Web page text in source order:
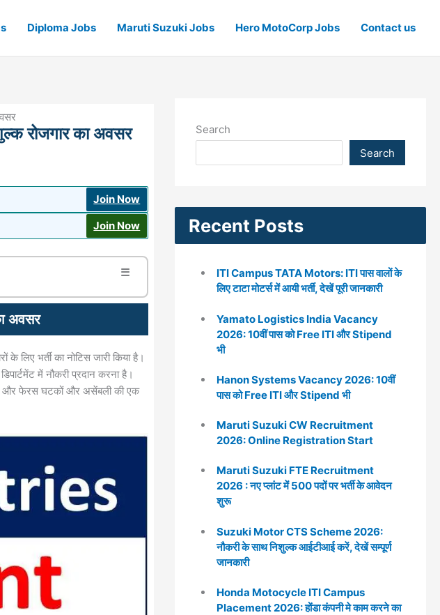
Diploma Jobs Maruti Suzuki Jobs Hero MotoCorp Jobs Contact us
रोजगार का अवसर
Join Now
Join Now
☰
अवसर
के लिए भर्ती का नोटिस जारी किया है।
में नौकरी प्रदान करना है।
और फेरस घटकों और असेंबली की एक
Search
Search
Recent Posts
ITI Campus TATA Motors: ITI पास वालों के
लिए टाटा मोटर्स में आयी भर्ती, देखें पूरी जानकारी
Yamato Logistics India Vacancy
2026: 10वीं पास को Free ITI और Stipend
भी
Hanon Systems Vacancy 2026: 10वीं
पास को Free ITI और Stipend भी
Maruti Suzuki CW Recruitment
2026: Online Registration Start
Maruti Suzuki FTE Recruitment
2026 : नए प्लांट में 500 पदों पर भर्ती के आवेदन
शुरू
Suzuki Motor CTS Scheme 2026:
नौकरी के साथ निशुल्क आईटीआई करें, देखें सम्पूर्ण
जानकारी
Honda Motocycle ITI Campus
Placement 2026: होंडा कंपनी मे काम करने का